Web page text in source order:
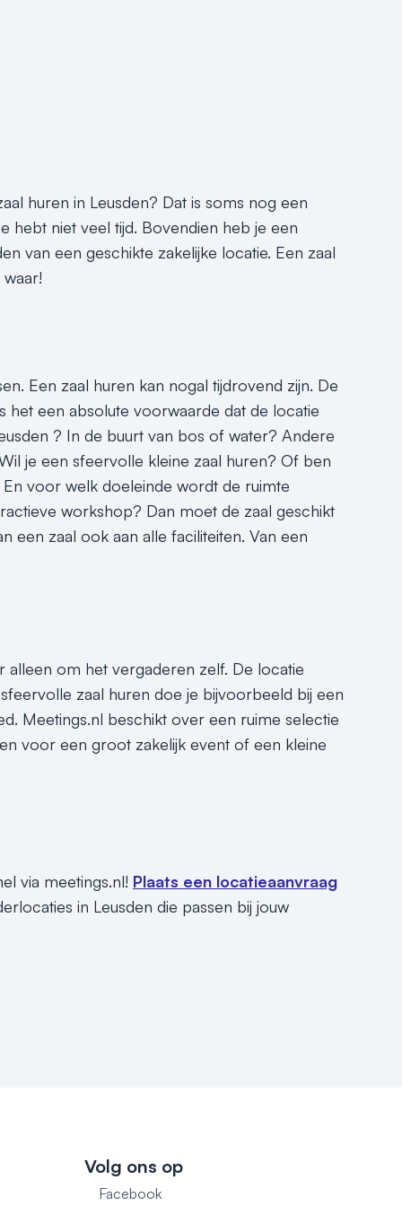
huren in Leusden? Dat is soms nog een
niet veel tijd. Bovendien heb je een
van een geschikte zakelijke locatie. Een zaal
Een zaal huren kan nogal tijdrovend zijn. De
een absolute voorwaarde dat de locatie
? In de buurt van bos of water? Andere
je een sfeervolle kleine zaal huren? Of ben
voor welk doeleinde wordt de ruimte
workshop? Dan moet de zaal geschikt
een zaal ook aan alle faciliteiten. Van een
alleen om het vergaderen zelf. De locatie
zaal huren doe je bijvoorbeeld bij een
Meetings.nl beschikt over een ruime selectie
voor een groot zakelijk event of een kleine
via meetings.nl! Plaats een locatieaanvraag
in Leusden die passen bij jouw
Volg ons op
Facebook